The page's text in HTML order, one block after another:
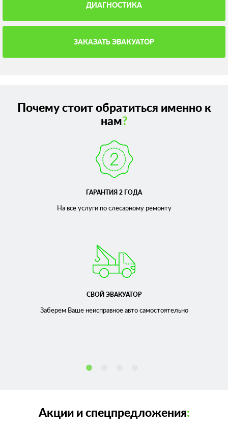
ДИАГНОСТИКА
ЗАКАЗАТЬ ЭВАКУАТОР
Почему стоит обратиться именно к
нам?
ГАРАНТИЯ 2 ГОДА
На все услуги по слесарномуремонту
СВОЙ ЭВАКУАТОР
Заберем Ваше неисправноеавто самостоятельно
Акции и спецпредложения: